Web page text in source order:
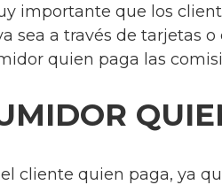
importante que los
sea a través de tarjetas
quien paga las
cliente quien paga, ya